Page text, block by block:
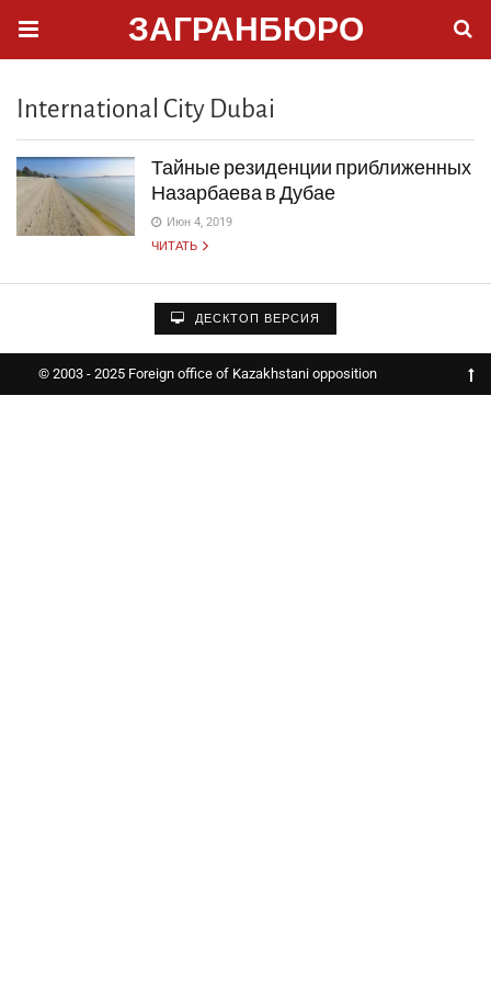
ЗАГРАНБЮРО
International City Dubai
Тайные резиденции приближенных
Назарбаева в Дубае
Июн 4, 2019
ЧИТАТЬ
ДЕСКТОП ВЕРСИЯ
© 2003 - 2025 Foreign office of Kazakhstani opposition